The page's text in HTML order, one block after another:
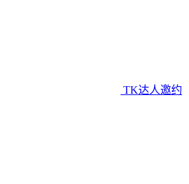
TK达人邀约